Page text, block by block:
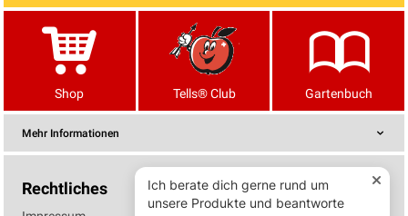
Shop Tells® Club Gartenbuch
Mehr Informationen
Rechtliches